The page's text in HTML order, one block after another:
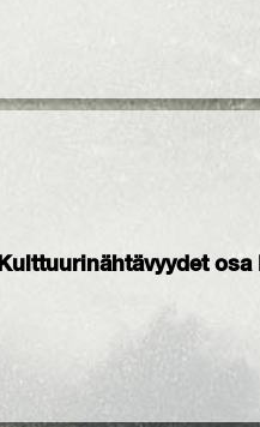
Kulttuurinähtävyydet osa II